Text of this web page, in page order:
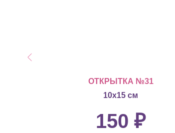
ОТКРЫТКА №31
10х15 см
150 ₽